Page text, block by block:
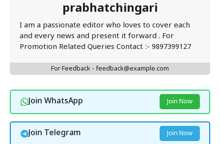
prabhatchingari
I am a passionate editor who loves to cover each
and every news and present it forward . For
Promotion Related Queries Contact :- 9897399127
For Feedback - feedback@example.com
Join WhatsApp Join Now
Join Telegram Join Now